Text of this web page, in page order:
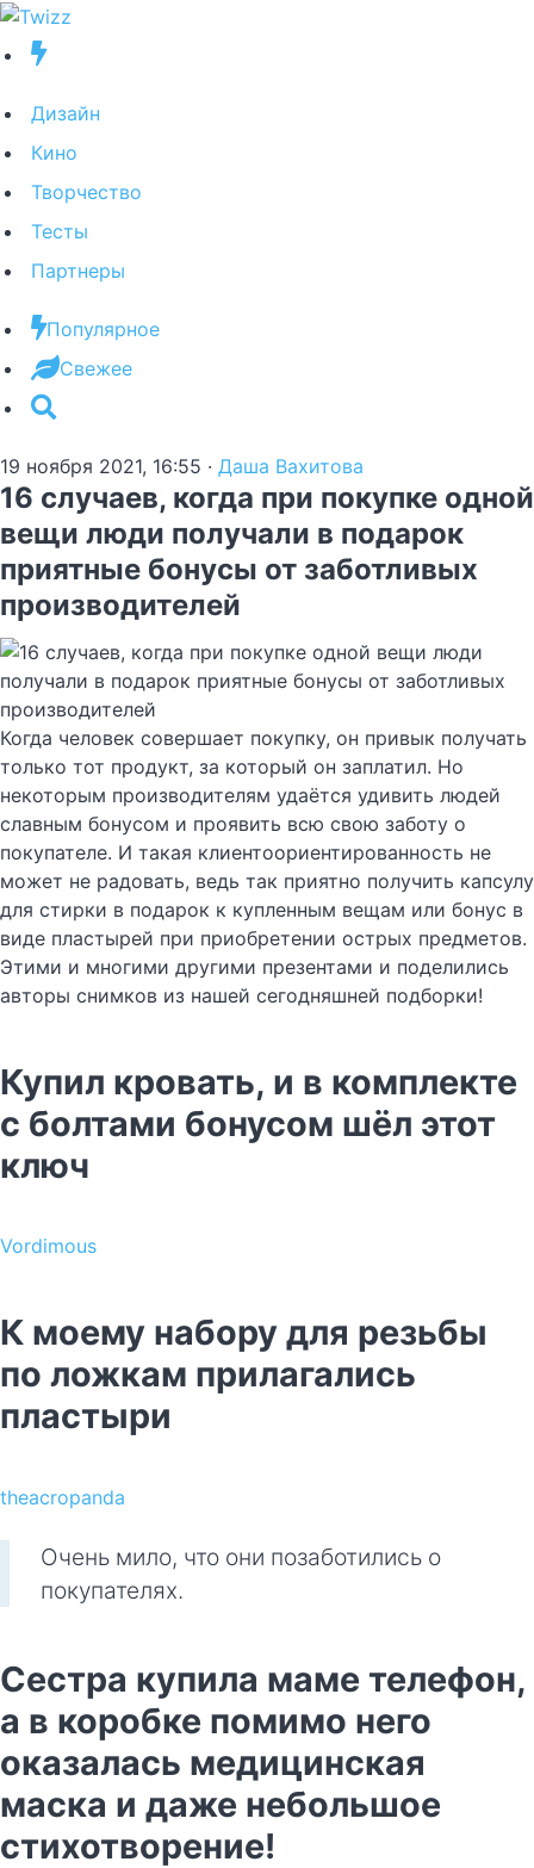
Дизайн
Кино
Творчество
Тесты
Партнеры
Популярное
Свежее
19 ноября 2021, 16:55 · Даша Вахитова
16 случаев, когда при покупке одной
вещи люди получали в подарок
приятные бонусы от заботливых
производителей
Когда человек совершает покупку, он привык получать
только тот продукт, за который он заплатил. Но
некоторым производителям удаётся удивить людей
славным бонусом и проявить всю свою заботу о
покупателе. И такая клиентоориентированность не
может не радовать, ведь так приятно получить капсулу
для стирки в подарок к купленным вещам или бонус в
виде пластырей при приобретении острых предметов.
Этими и многими другими презентами и поделились
авторы снимков из нашей сегодняшней подборки!
Купил кровать, и в комплекте
с болтами бонусом шёл этот
ключ
Vordimous
К моему набору для резьбы
по ложкам прилагались
пластыри
theacropanda
Очень мило, что они позаботились о
покупателях.
Сестра купила маме телефон,
а в коробке помимо него
оказалась медицинская
маска и даже небольшое
стихотворение!